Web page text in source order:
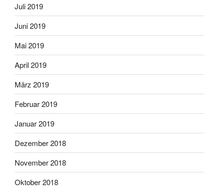
Juli 2019
Juni 2019
Mai 2019
April 2019
März 2019
Februar 2019
Januar 2019
Dezember 2018
November 2018
Oktober 2018